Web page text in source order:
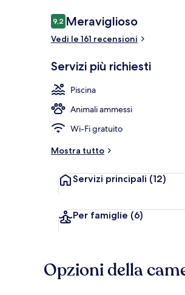
Recensioni
9,29,2 su 10
Meraviglioso
Vedi le 161 recensioni
Servizi più richiesti
Piscina
Animali ammessi
Wi-Fi gratuito
Mostra tutto
Servizi principali (12)
Per famiglie (6)
Opzioni della